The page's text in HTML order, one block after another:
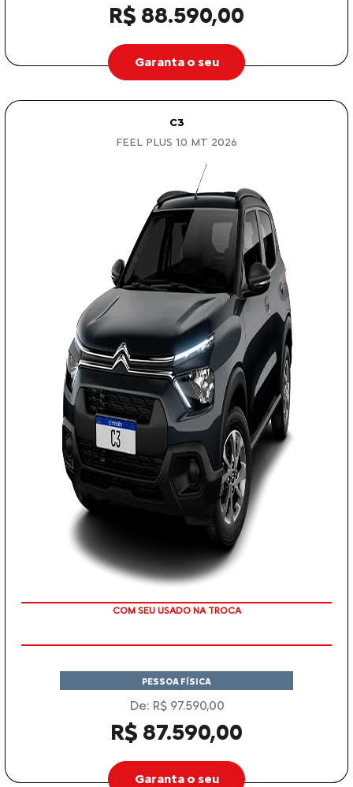
R$ 88.590,00
Garanta o seu
C3
FEEL PLUS 1.0 MT 2026
TAXA ZERO
PESSOA FÍSICA
De: R$ 97.590,00
R$ 87.590,00
Garanta o seu